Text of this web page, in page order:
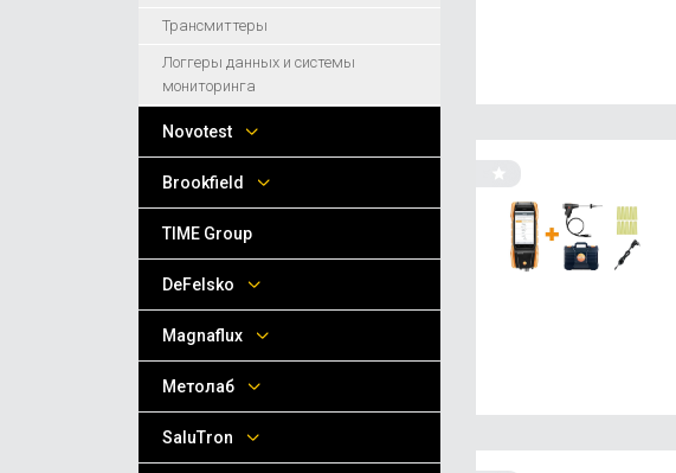
Трансмиттеры
Логгеры данных и системы
мониторинга
Novotest
Brookfield
TIME Group
DeFelsko
Magnaflux
Метолаб
SaluTron